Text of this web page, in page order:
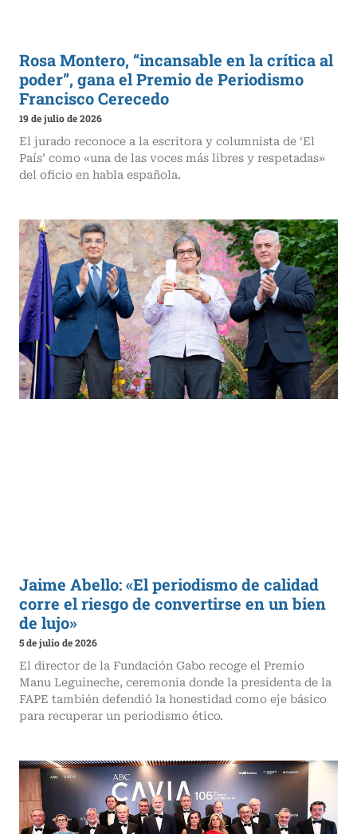
Rosa Montero, “incansable en la crítica al
poder”, gana el Premio de Periodismo
Francisco Cerecedo
19 de julio de 2026
El jurado reconoce a la escritora y columnista de ‘El
País’ como «una de las voces más libres y respetadas»
del oficio en habla española.
Jaime Abello: «El periodismo de calidad
corre el riesgo de convertirse en un bien
de lujo»
5 de julio de 2026
El director de la Fundación Gabo recoge el Premio
Manu Leguineche, ceremonia donde la presidenta de la
FAPE también defendió la honestidad como eje básico
para recuperar un periodismo ético.